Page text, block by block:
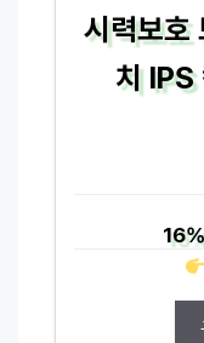
시력보호
치 IPS
16%